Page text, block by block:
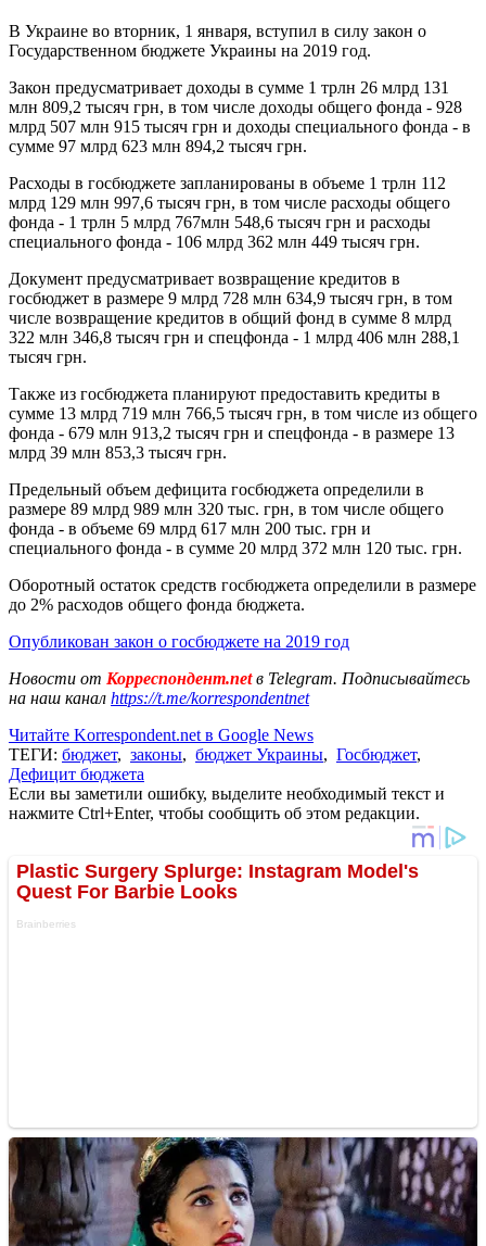
В Украине во вторник, 1 января, вступил в силу закон о
Государственном бюджете Украины на 2019 год.
Закон предусматривает доходы в сумме 1 трлн 26 млрд 131
млн 809,2 тысяч грн, в том числе доходы общего фонда - 928
млрд 507 млн 915 тысяч грн и доходы специального фонда - в
сумме 97 млрд 623 млн 894,2 тысяч грн.
Расходы в госбюджете запланированы в объеме 1 трлн 112
млрд 129 млн 997,6 тысяч грн, в том числе расходы общего
фонда - 1 трлн 5 млрд 767млн 548,6 тысяч грн и расходы
специального фонда - 106 млрд 362 млн 449 тысяч грн.
Документ предусматривает возвращение кредитов в
госбюджет в размере 9 млрд 728 млн 634,9 тысяч грн, в том
числе возвращение кредитов в общий фонд в сумме 8 млрд
322 млн 346,8 тысяч грн и спецфонда - 1 млрд 406 млн 288,1
тысяч грн.
Также из госбюджета планируют предоставить кредиты в
сумме 13 млрд 719 млн 766,5 тысяч грн, в том числе из общего
фонда - 679 млн 913,2 тысяч грн и спецфонда - в размере 13
млрд 39 млн 853,3 тысяч грн.
Предельный объем дефицита госбюджета определили в
размере 89 млрд 989 млн 320 тыс. грн, в том числе общего
фонда - в объеме 69 млрд 617 млн 200 тыс. грн и
специального фонда - в сумме 20 млрд 372 млн 120 тыс. грн.
Оборотный остаток средств госбюджета определили в размере
до 2% расходов общего фонда бюджета.
Опубликован закон о госбюджете на 2019 год
Новости от Корреспондент.netв Telegram. Подписывайтесь
на наш канал https://t.me/korrespondentnet
Читайте Korrespondent.net в Google News
ТЕГИ: бюджет, законы, бюджет Украины, Госбюджет,
Дефицит бюджета
Если вы заметили ошибку, выделите необходимый текст и
нажмите Ctrl+Enter, чтобы сообщить об этом редакции.